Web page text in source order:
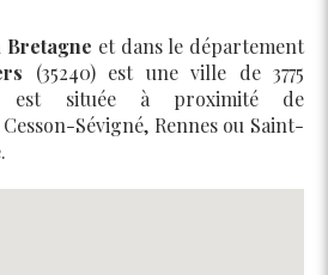
Bretagne et dans le département
(35240) est une ville de 3775
est située à proximité de
Sévigné, Rennes ou Saint-